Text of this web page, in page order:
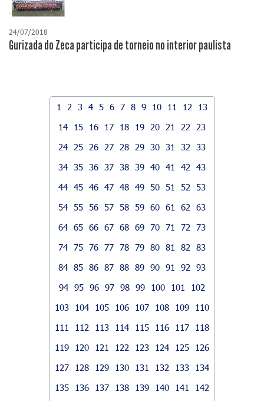
24/07/2018
Gurizada do Zeca participa de torneio no interior paulista
1 2 3 4 5 6 7 8 9 10 11 12
13
14
15 16 17 18 19 20 21 22
23
24
25 26 27 28 29 30 31 32
33
34 35 36 37 38 39 40 41 42
43
44 45 46 47 48 49 50 51 52
53
54 55 56 57 58 59 60 61 62
63
64 65 66 67 68 69 70 71 72
73
74 75 76 77 78 79 80 81 82
83
84 85 86 87 88 89 90 91 92
93
94 95 96 97 98 99 100 101
102
103
104 105 106 107 108 109
110
111
112 113 114 115 116 117
118
119
120 121 122 123 124 125
126
127
128 129 130 131 132 133
134
135
136 137 138 139 140 141
142